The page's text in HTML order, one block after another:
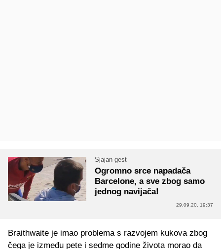
Sjajan gest
Ogromno srce napadača
Barcelone, a sve zbog samo
jednog navijača!
29.09.20. 19:37
Braithwaite je imao problema s razvojem kukova zbog
čega je između pete i sedme godine života morao da